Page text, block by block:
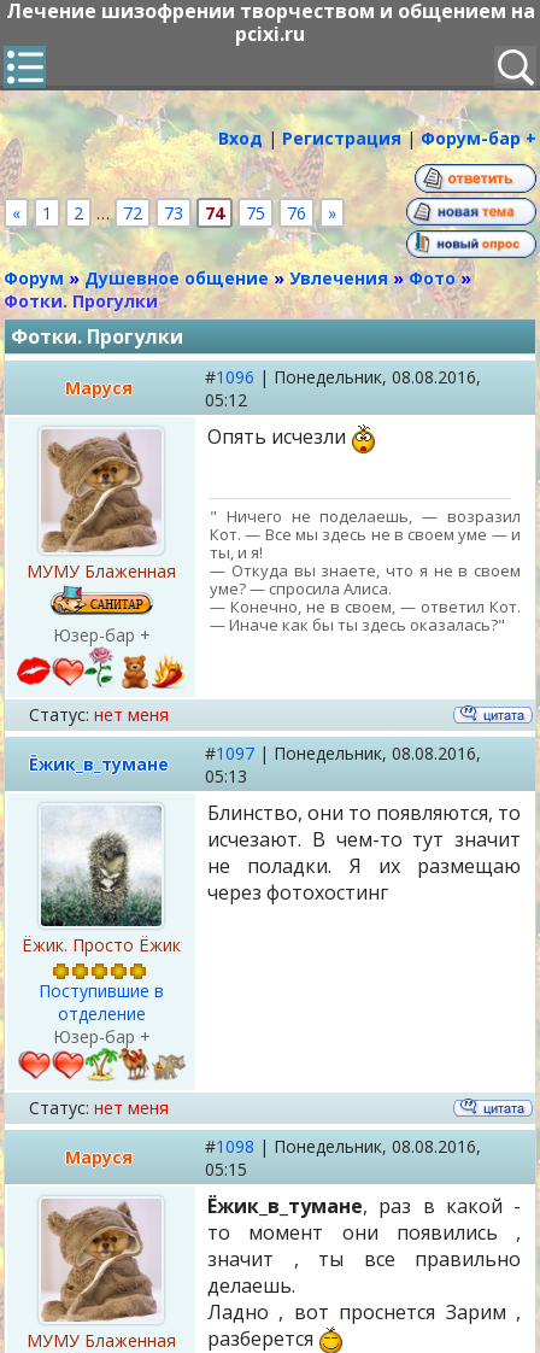
Лечение шизофрении творчеством и общением на
pcixi.ru
Вход | Регистрация|Форум-бар +
« 1 2 … 72 73 74 75 76 »
Форум » Душевное общение » Увлечения » Фото »
Фотки. Прогулки
Фотки. Прогулки
Маруся #1096 | Понедельник, 08.08.2016,
05:12
МУМУ Блаженная
Юзер-бар +
Опять исчезли
" Ничего не поделаешь, — возразил
Кот. — Все мы здесь не в своем уме — и
ты, и я!
— Откуда вы знаете, что я не в своем
уме? — спросила Алиса.
— Конечно, не в своем, — ответил Кот.
— Иначе как бы ты здесь оказалась?"
Статус: нет меня
Ёжик_в_тумане #1097 | Понедельник, 08.08.2016,
05:13
Ёжик. Просто Ёжик
Поступившие в
отделение
Юзер-бар +
Блинство, они то появляются, то
исчезают. В чем-то тут значит
не поладки. Я их размещаю
через фотохостинг
Статус: нет меня
Маруся #1098 | Понедельник, 08.08.2016,
05:15
МУМУ Блаженная
Ёжик_в_тумане, раз в какой -
то момент они появились ,
значит , ты все правильно
делаешь.
Ладно , вот проснется Зарим ,
разберется